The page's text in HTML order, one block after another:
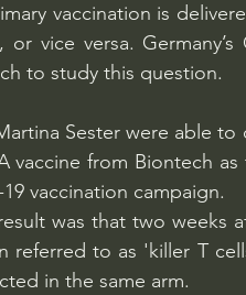
vaccination is
vice versa.
to study this question.
Sester were able
vaccine from Biontech
vaccination campaign.
was that two
referred to as 'killer T
in the same arm.